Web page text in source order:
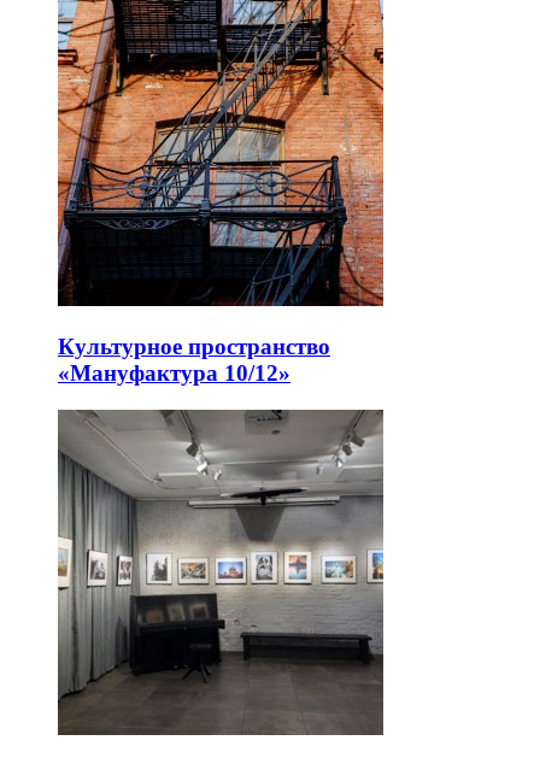
Культурное пространство
«Мануфактура 10/12»